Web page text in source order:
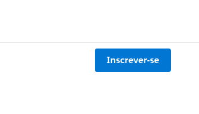
Inscrever-se